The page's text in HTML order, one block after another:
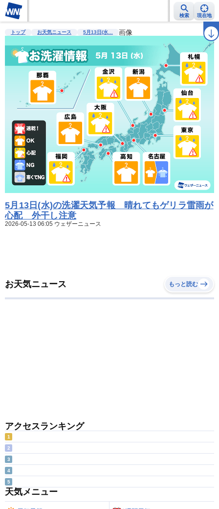
検索 現在地
雨雲レーダー 台風情報 地震情報 警報・注意報 ラ
トップ お天気ニュース 5月13日(水… 画像
5月13日(水)の洗濯天気予報 晴れてもゲリラ雷雨が
心配 外干し注意
2026-05-13 06:05 ウェザーニュース
お天気ニュース もっと読む
アクセスランキング
1
2
3
4
5
天気メニュー